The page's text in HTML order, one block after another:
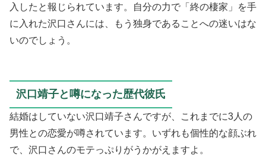
入したと報じられています。自分の力で「終の棲家」を手
に入れた沢口さんには、もう独身であることへの迷いはな
いのでしょう。
沢口靖子と噂になった歴代彼氏
結婚はしていない沢口靖子さんですが、これまでに3人の
男性との恋愛が噂されています。いずれも個性的な顔ぶれ
で、沢口さんのモテっぷりがうかがえますよ。